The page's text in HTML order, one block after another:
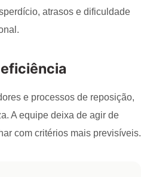
atrasos e dificuldade
e processos de reposição,
A equipe deixa de agir de
com critérios mais previsíveis.